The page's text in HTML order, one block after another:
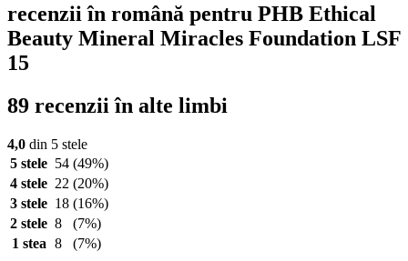
recenzii în română pentru PHB Ethical
Beauty Mineral Miracles Foundation LSF
15
89 recenzii în alte limbi
4,0 din 5 stele
5 stele 54 (49%)
4 stele 22 (20%)
3 stele 18 (16%)
2 stele 8
(7%)
1 stea 8 (7%)